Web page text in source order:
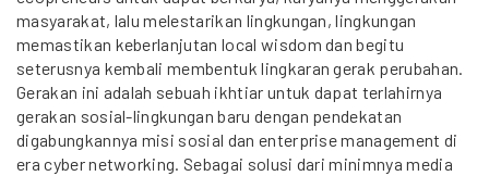
masyarakat, lalu melestarikan lingkungan, lingkungan
memastikan keberlanjutan local wisdom dan begitu
seterusnya kembali membentuk lingkaran gerak perubahan.
Gerakan ini adalah sebuah ikhtiar untuk dapat terlahirnya
gerakan sosial-lingkungan baru dengan pendekatan
digabungkannya misi sosial dan enterprise management di
era cyber networking. Sebagai solusi dari minimnya media